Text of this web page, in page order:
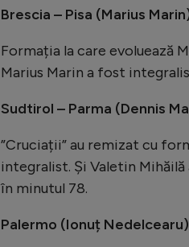
Brescia – Pisa (Marius
Formația la care evoluează
Marius Marin a fost
Sudtirol – Parma (Dennis
”Cruciații” au remizat cu
integralist. Și Valetin
în minutul 78.
Palermo (Ionuț